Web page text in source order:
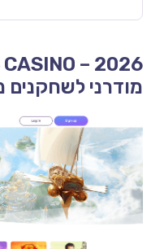
מודרני לשחקנים